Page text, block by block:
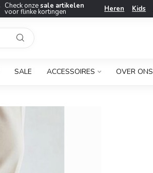
Check onzesale artikelen
voor flinke kortingen Heren Kids
SALE ACCESSOIRES OVER ONS